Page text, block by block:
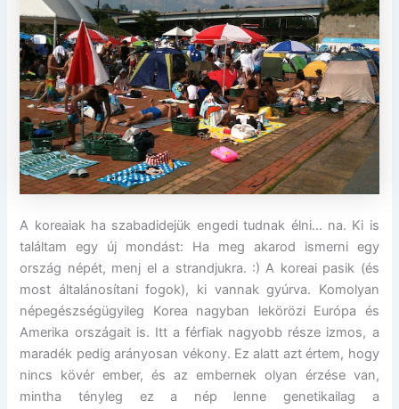
A koreaiak ha szabadidejük engedi tudnak élni… na. Ki is
találtam egy új mondást: Ha meg akarod ismerni egy
ország népét, menj el a strandjukra. :) A koreai pasik (és
most általánosítani fogok), ki vannak gyúrva. Komolyan
népegészségügyileg Korea nagyban lekörözi Európa és
Amerika országait is. Itt a férfiak nagyobb része izmos, a
maradék pedig arányosan vékony. Ez alatt azt értem, hogy
nincs kövér ember, és az embernek olyan érzése van,
mintha tényleg ez a nép lenne genetikailag a